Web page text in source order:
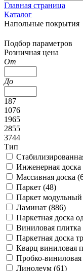
Главная страница
Каталог
Напольные покрытия
Подбор параметров
Розничная цена
От
До
187
1076
1965
2855
3744
Тип
Инженерная доска
Массивная доска (
Паркет (48)
Паркет
Ламинат (886)
Паркетная доска
Виниловая плитка
Паркетная доска
Кварц виниловая
Пробко-виниловая
Линолеум (61)